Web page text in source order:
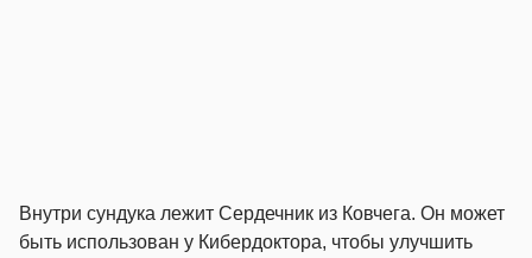
Внутри сундука лежит Сердечник из Ковчега. Он может
быть использован у Кибердоктора, чтобы улучшить